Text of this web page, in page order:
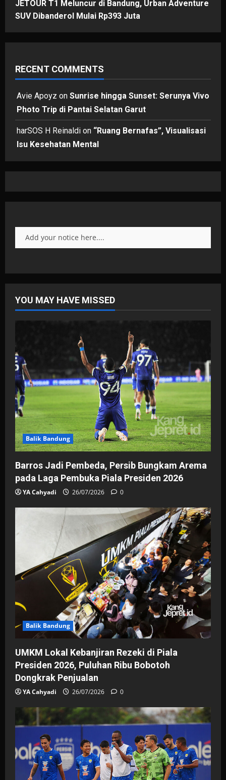
JETOUR T1 Meluncur di Bandung, Urban Adventure
SUV Dibanderol Mulai Rp393 Juta
RECENT COMMENTS
Avie Apoyz on Sunrise hingga Sunset: Serunya Vivo
Photo Trip di Pantai Selatan Garut
harSOS H Reinaldi on “Ruang Bernafas”, Visualisasi
Isu Kesehatan Mental
Add your notice here....
YOU MAY HAVE MISSED
Balik Bandung
Barros Jadi Pembeda, Persib Bungkam Arema
pada Laga Pembuka Piala Presiden 2026
YA Cahyadi 26/07/2026 0
Balik Bandung
UMKM Lokal Kebanjiran Rezeki di Piala
Presiden 2026, Puluhan Ribu Bobotoh
Dongkrak Penjualan
YA Cahyadi 26/07/2026 0